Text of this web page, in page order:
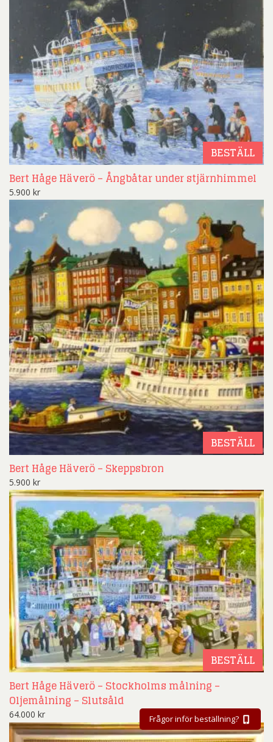
BESTÄLL
Bert Håge Häverö – Ångbåtar under stjärnhimmel
5.900 kr
BESTÄLL
Bert Håge Häverö – Skeppsbron
5.900 kr
BESTÄLL
Bert Håge Häverö – Stockholms målning –
Oljemålning – Slutsåld
64.000 kr Frågor inför beställning?